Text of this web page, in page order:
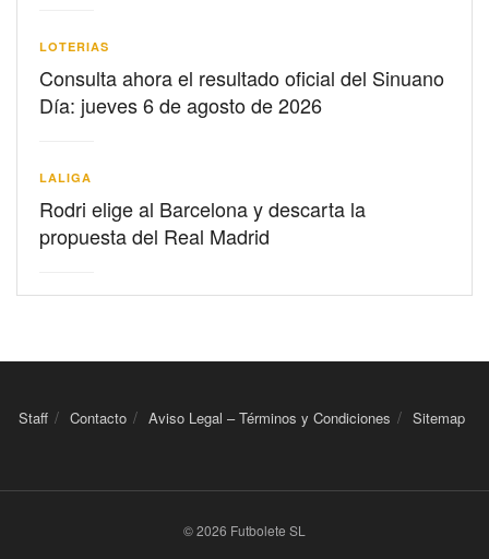
LOTERIAS
Consulta ahora el resultado oficial del Sinuano
Día: jueves 6 de agosto de 2026
LALIGA
Rodri elige al Barcelona y descarta la
propuesta del Real Madrid
Staff Contacto Aviso Legal – Términos y Condiciones Sitemap
© 2026 Futbolete SL